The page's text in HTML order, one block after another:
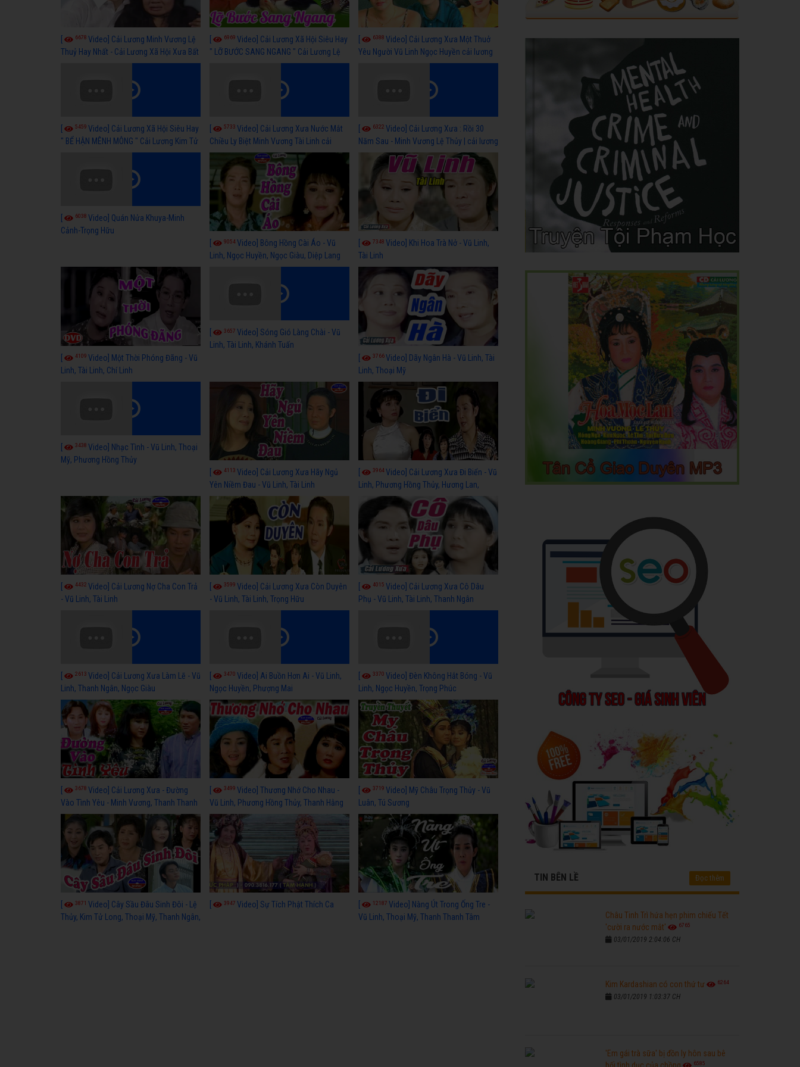
6678 Video] Cải Lương Minh Vương Lệ
Thuỷ Hay Nhất - Cải Lương Xã Hội Xưa Bất
6969 Video] Cải Lương Xã Hội Siêu Hay
" LỠ BƯỚC SANG NGANG " Cải Lương Lệ
Thuỷ, Thanh Tuấn, Hồng Nga
6388 Video] Cải Lương Xưa Một Thuở
Yêu Người Vũ Linh Ngọc Huyền cải lương
5459 Video] Cải Lương Xã Hội Siêu Hay
" BỂ HẬN MÊNH MÔNG " Cải Lương Kim Tử
Long, Thanh Ngân Hay Nhất
5733 Video] Cải Lương Xưa Nước Mắt
Chiều Ly Biệt Minh Vương Tài Linh cải
lương xã hội hay nhất
6322 Video] Cải Lương Xưa : Rồi 30
Năm Sau - Minh Vương Lệ Thủy | cải lương
xã hội hay nhất
6038 Video] Quán Nửa Khuya-Minh
Cảnh-Trọng Hữu
9054Video] Bông Hồng Cài Áo - Vũ
Linh, Ngọc Huyền, Ngọc Giàu, Diệp Lang
7348 Video] Khi Hoa Trà Nở - Vũ Linh,
Tài Linh
4109 Video] Một Thời Phóng Đãng - Vũ
Linh, Tài Linh, Chí Linh
3657 Video] Sóng Gió Làng Chài - Vũ
Linh, Tài Linh, Khánh Tuấn
3766Video] Dãy Ngân Hà - Vũ Linh, Tài
Linh, Thoại Mỹ
3438 Video] Nhạc Tình - Vũ Linh, Thoại
Mỹ, Phương Hồng Thủy
4113 Video] Cải Lương Xưa Hãy Ngủ
Yên Niềm Đau - Vũ Linh, Tài Linh
3964Video] Cải Lương Xưa Đi Biển - Vũ
Linh, Phương Hồng Thủy, Hương Lan,
Thanh Hằng
4432 Video] Cải Lương Nợ Cha Con Trả
- Vũ Linh, Tài Linh
3599 Video] Cải Lương Xưa Còn Duyên
- Vũ Linh, Tài Linh, Trọng Hữu
4015 Video] Cải Lương Xưa Cô Dâu
Phụ - Vũ Linh, Tài Linh, Thanh Ngân
2613 Video] Cải Lương Xưa Làm Lẽ - Vũ
Linh, Thanh Ngân, Ngọc Giàu
3470 Video] Ai Buồn Hơn Ai - Vũ Linh,
Ngọc Huyền, Phượng Mai
3370 Video] Đèn Không Hắt Bóng - Vũ
Linh, Ngọc Huyền, Trọng Phúc
3678 Video] Cải Lương Xưa - Đường
Vào Tình Yêu - Minh Vương, Thanh Thanh
Tâm, Kim Tử Long, Thoại Mỹ, Thanh Ngân
3499 Video] Thương Nhớ Cho Nhau -
Vũ Linh, Phương Hồng Thủy, Thanh Hằng
3719 Video] Mỹ Châu Trọng Thủy - Vũ
Luân, Tú Sương
3871 Video] Cây Sầu Đâu Sinh Đôi - Lệ
Thủy, Kim Tử Long, Thoại Mỹ, Thanh Ngân,
3947 Video] Sự Tích Phật Thích Ca 12187 Video] Nàng Út Trong Ống Tre -
Vũ Linh, Thoại Mỹ, Thanh Thanh Tâm
TIN BÊN LỀ Đọc thêm
Châu Tinh Trì hứa hẹn phim chiếu Tết
'cười ra nước mắt'
6765
03/01/2019 2:04:06 CH
Kim Kardashian có con thứ tư 6264
03/01/2019 1:03:37 CH
'Em gái trà sữa' bị đồn ly hôn sau bê
6585